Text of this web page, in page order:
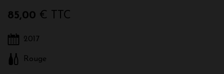
85,00 € TTC
2017
Rouge